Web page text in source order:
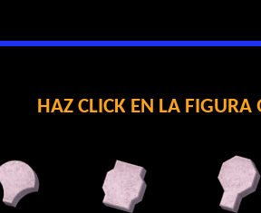
HAZ CLICK EN LA FIGURA